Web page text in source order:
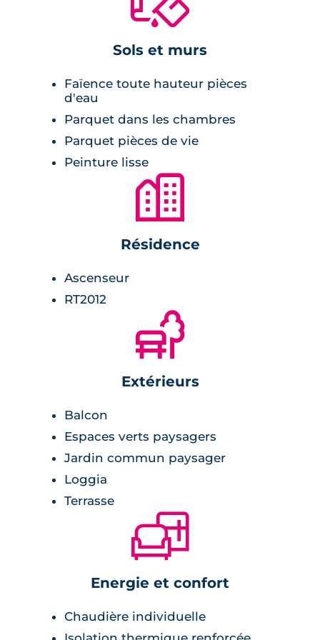
Sols et murs
Faïence toute hauteur pièces
d'eau
Parquet dans les chambres
Parquet pièces de vie
Peinture lisse
🏙
Résidence
Ascenseur
RT2012
🌲
Extérieurs
Balcon
Espaces verts paysagers
Jardin commun paysager
Loggia
Terrasse
🛋
Energie et confort
Chaudière individuelle